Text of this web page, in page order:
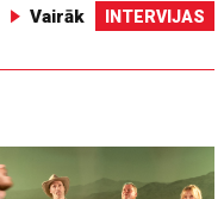
Vairāk INTERVIJAS